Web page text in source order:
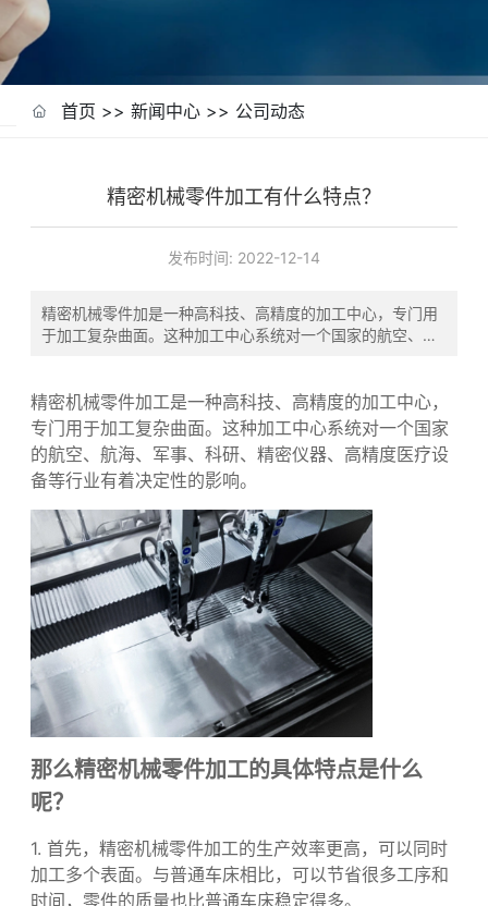
海、军事、科研、精密仪器、高精度医疗设备等行业有着决
定性的影响。
精密机械零件加工是一种高科技、高精度的加工中心，
专门用于加工复杂曲面。这种加工中心系统对一个国家
的航空、航海、军事、科研、精密仪器、高精度医疗设
备等行业有着决定性的影响。
那么精密机械零件加工的具体特点是什么
呢？
1. 首先， 精密机械零件加工的生产效率更高，可以同时